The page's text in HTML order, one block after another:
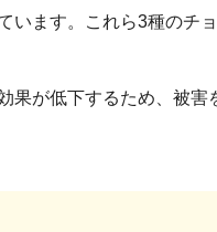
います。これら3種のチ
果が低下するため、被害